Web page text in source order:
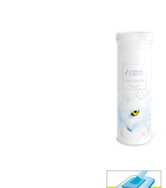
pomoc/ošetření. Odstraňte obsah/